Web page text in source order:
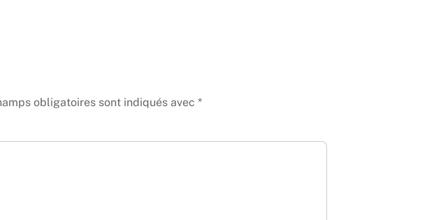
obligatoires sont indiqués avec *